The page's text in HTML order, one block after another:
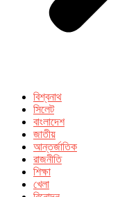
বিশ্বনাথ
সিলেট
বাংলাদেশ
জাতীয়
আন্তর্জাতিক
রাজনীতি
শিক্ষা
খেলা